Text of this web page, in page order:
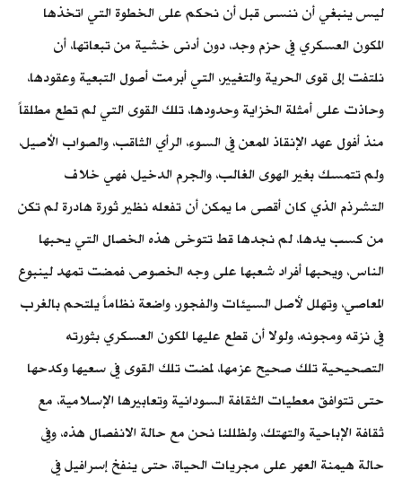
ليس ينبغي أن ننسى قبل أن نحكم على الخطوة التي اتخذها
المكون العسكري في حزم وجد، دون أدنى خشية من تبعاتها، أن
نلتفت إلى قوى الحرية والتغيير، التي أبرمت أصول التبعية وعقودها،
وحاذت على أمثلة الخزاية وحدودها، تلك القوى التي لم تطع مطلقاً
منذ أفول عهد الإنقاذ الممعن في السوء، الرأي الثاقب، والصواب الأصيل،
ولم تتمسك بغير الهوى الغالب، والجرم الدخيل، فهي خلاف
التشرذم الذي كان أقصى ما يمكن أن تفعله نظير ثورة هادرة لم تكن
من كسب يدها، لم نجدها قط تتوخى هذه الخصال التي يحبها
الناس، ويحبها أفراد شعبها على وجه الخصوص، فمضت تمهد لينبوع
المعاصي، وتهلل لأصل السيئات والفجور، واضعة نظاماً يلتحم بالغرب
في نزقه ومجونه، ولولا أن قطع عليها المكون العسكري بثورته
التصحيحية تلك صحيح عزمها، لمضت تلك القوى في سعيها وكدحها
حتى تتوافق معطيات الثقافة السودانية وتعابيرها الإسلامية، مع
ثقافة الإباحية والتهتك، ولظللنا نحن مع حالة الانفصال هذه، وفي
حالة هيمنة العهر على مجريات الحياة، حتى ينفخ إسرافيل في